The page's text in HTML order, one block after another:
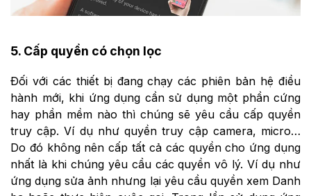
5. Cấp quyền có chọn lọc
Đối với các thiết bị đang chạy các phiên bản hệ điều
hành mới, khi ứng dụng cần sử dụng một phần cứng
hay phần mềm nào thì chúng sẽ yêu cầu cấp quyền
truy cập. Ví dụ như quyền truy cập camera, micro…
Do đó không nên cấp tất cả các quyền cho ứng dụng
nhất là khi chúng yêu cầu các quyền vô lý. Ví dụ như
ứng dụng sửa ảnh nhưng lại yêu cầu quyền xem Danh